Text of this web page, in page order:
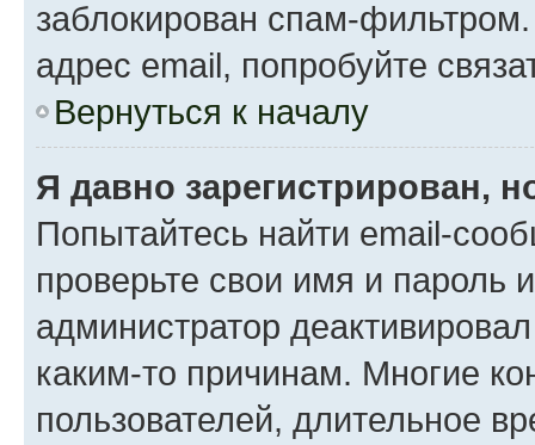
заблокирован спам-
адрес email, попробуйте
Вернуться к началу
Я давно зарегистрирован,
Попытайтесь найти email-
проверьте свои имя и пароль
администратор
каким-то причинам. Многие
пользователей, длительное